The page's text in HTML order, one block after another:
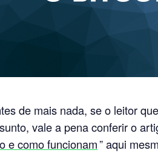
de mais nada, se o leitor
vale a pena conferir o
e como funcionam” aqui